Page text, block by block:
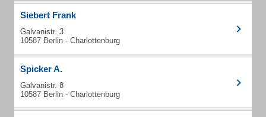
Siebert Frank
Galvanistr. 3
10587 Berlin - Charlottenburg
Spicker A.
Galvanistr. 8
10587 Berlin - Charlottenburg